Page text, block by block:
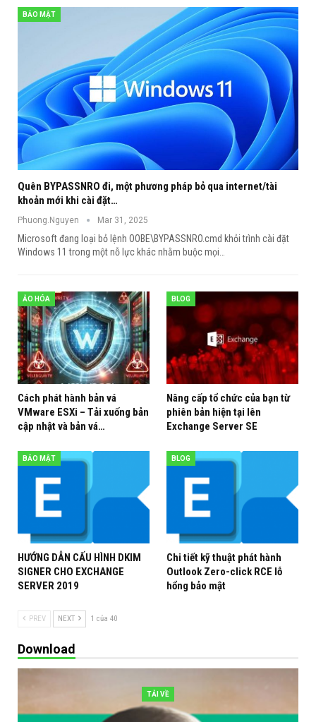
BẢO MẬT
Quên BYPASSNRO đi, một phương pháp bỏ qua internet/tài
khoản mới khi cài đặt…
Phuong.Nguyen Mar 31, 2025
Microsoft đang loại bỏ lệnh OOBE\BYPASSNRO.cmd khỏi trình cài đặt
Windows 11 trong một nỗ lực khác nhằm buộc mọi
ẢO HÓA
Cách phát hành bản vá
VMware ESXi – Tải xuống bản
cập nhật và bản vá…
BLOG
Nâng cấp tổ chức của bạn từ
phiên bản hiện tại lên
Exchange Server SE
BẢO MẬT
HƯỚNG DẪN CẤU HÌNH DKIM
SIGNER CHO EXCHANGE
SERVER 2019
BLOG
Chi tiết kỹ thuật phát hành
Outlook Zero-click RCE lỗ
hổng bảo mật
PREV NEXT 1 của 40
Download